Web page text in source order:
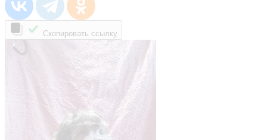
Скопировать ссылку